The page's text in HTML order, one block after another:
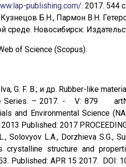
publishing.com/. 2017. 544 с.
Б.Н., Пармон В.Н.
среде. Новосибирск:
of Science (Scopus):
G. F. B.; и др. Rubber-like
Series. – 2017. - V: 879
and Environmental Science
Published: 2017
Solovyov L.A., Dorzhieva S.G.,
structure and
Published: APR 15 2017. DOI: